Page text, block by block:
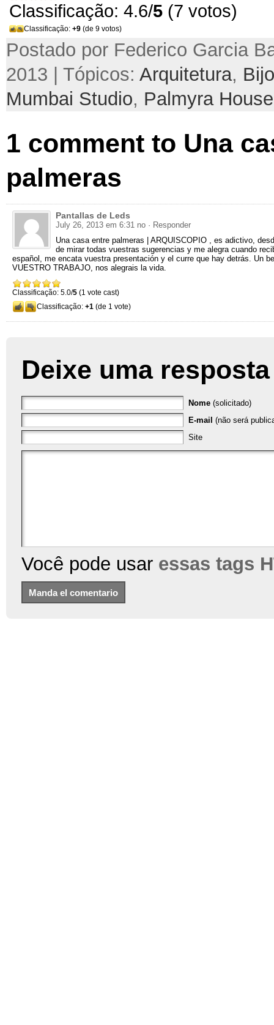
Classificação: 4.6/5 (7 votos)
Classificação: +9 (de 9 votos)
Postado por Federico Garcia
2013 | Tópicos: Arquitetura,
Mumbai Studio, Palmyra House
1 comment to Una
palmeras
Pantallas de Leds
July 26, 2013 em 6:31 no · Responder
Una casa entre palmeras | ARQUISCOPIO , es adictivo,
de mirar todas vuestras sugerencias y me alegra cuando
español , me encata vuestra presentación y el curre que hay detrás. Un
VUESTRO TRABAJO, nos alegrais la vida.
Classificação: 5.0/5 (1 vote cast)
Classificação: +1 (de 1 vote)
Deixe uma resposta
Nome (solicitado)
E-mail (não será
Site
Você pode usar essas tags